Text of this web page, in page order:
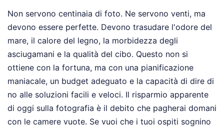
Non servono centinaia di foto. Ne servono venti, ma
devono essere perfette. Devono trasudare l'odore del
mare, il calore del legno, la morbidezza degli
asciugamani e la qualità del cibo. Questo non si
ottiene con la fortuna, ma con una pianificazione
maniacale, un budget adeguato e la capacità di dire di
no alle soluzioni facili e veloci. Il risparmio apparente
di oggi sulla fotografia è il debito che pagherai domani
con le camere vuote. Se vuoi che i tuoi ospiti sognino